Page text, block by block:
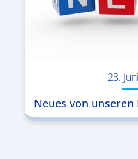
23.
Neues von